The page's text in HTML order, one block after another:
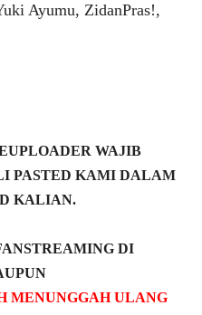
Ayumu, ZidanPras!,
WAJIB
PASTED KAMI DALAM
KALIAN.
DI
MENUNGGAH ULANG